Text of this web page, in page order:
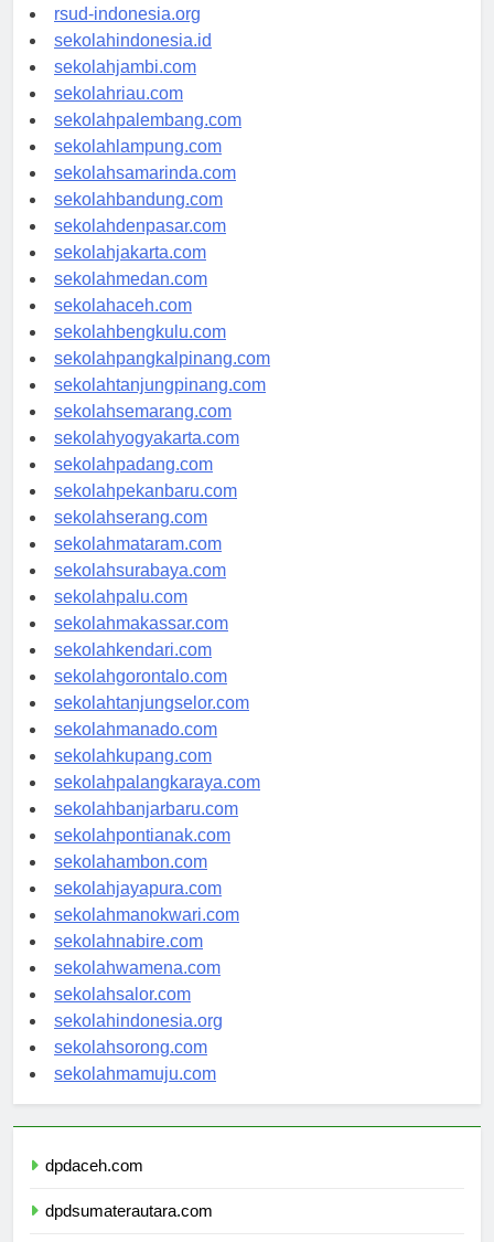
rsudkisaran-asahankab.org
rsud-indonesia.org
sekolahindonesia.id
sekolahjambi.com
sekolahriau.com
sekolahpalembang.com
sekolahlampung.com
sekolahsamarinda.com
sekolahbandung.com
sekolahdenpasar.com
sekolahjakarta.com
sekolahmedan.com
sekolahaceh.com
sekolahbengkulu.com
sekolahpangkalpinang.com
sekolahtanjungpinang.com
sekolahsemarang.com
sekolahyogyakarta.com
sekolahpadang.com
sekolahpekanbaru.com
sekolahserang.com
sekolahmataram.com
sekolahsurabaya.com
sekolahpalu.com
sekolahmakassar.com
sekolahkendari.com
sekolahgorontalo.com
sekolahtanjungselor.com
sekolahmanado.com
sekolahkupang.com
sekolahpalangkaraya.com
sekolahbanjarbaru.com
sekolahpontianak.com
sekolahambon.com
sekolahjayapura.com
sekolahmanokwari.com
sekolahnabire.com
sekolahwamena.com
sekolahsalor.com
sekolahindonesia.org
sekolahsorong.com